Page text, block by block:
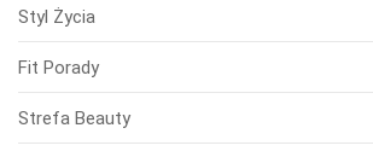
Styl Życia
Fit Porady
Strefa Beauty